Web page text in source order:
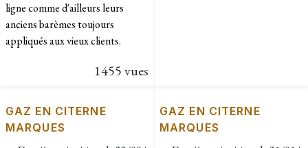
ligne comme d'ailleurs leurs
anciens barèmes toujours
appliqués aux vieux clients.​
1455 vues
GAZ EN CITERNE
MARQUES
GAZ EN CITERNE
MARQUES